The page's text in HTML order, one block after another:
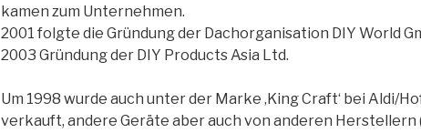
kamen zum Unternehmen.
2001 folgte die Gründung der Dachorganisation DIY World
2003 Gründung der DIY Products Asia Ltd.
Um 1998 wurde auch unter der Marke ‚King Craft‘ bei Aldi/
verkauft, andere Geräte aber auch von anderen Herstellern